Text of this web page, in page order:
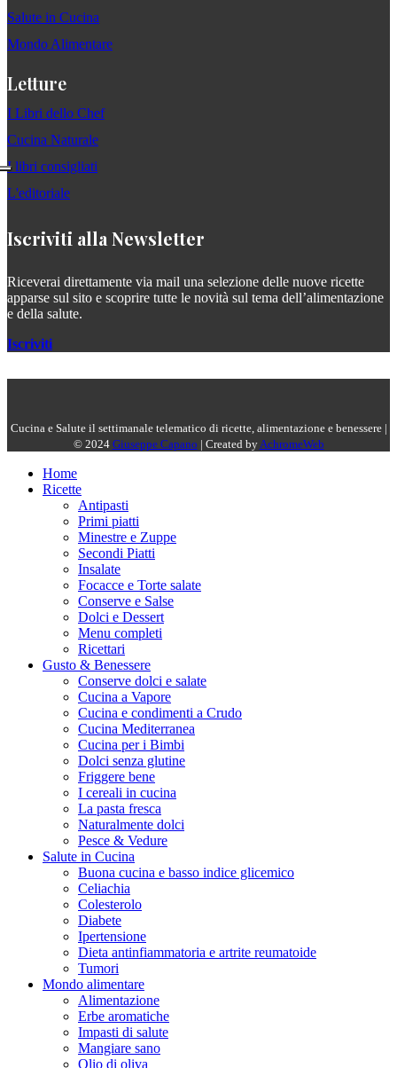
Salute in Cucina
Mondo Alimentare
Letture
I Libri dello Chef
Cucina Naturale
I libri consigliati
L'editoriale
Iscriviti alla Newsletter
Riceverai direttamente via mail una selezione delle nuove ricette
apparse sul sito e scoprire tutte le novità sul tema dell’alimentazione
e della salute.
Iscriviti
Cucina e Salute il settimanale telematico di ricette, alimentazione e benessere |
© 2024 Giuseppe Capano | Created by AchromeWeb
Home
Ricette
Antipasti
Primi piatti
Minestre e Zuppe
Secondi Piatti
Insalate
Focacce e Torte salate
Conserve e Salse
Dolci e Dessert
Menu completi
Ricettari
Gusto & Benessere
Conserve dolci e salate
Cucina a Vapore
Cucina e condimenti a Crudo
Cucina Mediterranea
Cucina per i Bimbi
Dolci senza glutine
Friggere bene
I cereali in cucina
La pasta fresca
Naturalmente dolci
Pesce & Vedure
Salute in Cucina
Buona cucina e basso indice glicemico
Celiachia
Colesterolo
Diabete
Ipertensione
Dieta antinfiammatoria e artrite reumatoide
Tumori
Mondo alimentare
Alimentazione
Erbe aromatiche
Impasti di salute
Mangiare sano
Olio di oliva